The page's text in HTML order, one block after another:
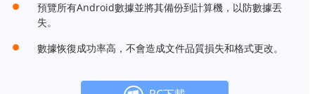
預覽所有Android數據並將其備份到計算機，以防數據丟
失。
數據恢復成功率高，不會造成文件品質損失和格式更改。